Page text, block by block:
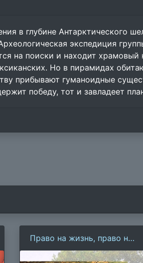
в глубине Антарктического
экспедиция
на поиски и находит
Но в пирамидах
прибывают гуманоидные
победу, тот и завладеет
Право на жизнь, право на
смерть